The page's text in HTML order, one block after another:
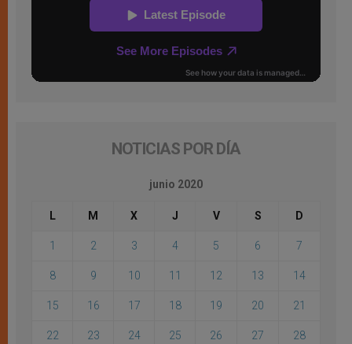
NOTICIAS POR DÍA
junio 2020
L M X J V S D
1 2 3 4 5 6 7
8 9 10 11 12 13 14
15 16 17 18 19 20 21
22 23 24 25 26 27 28